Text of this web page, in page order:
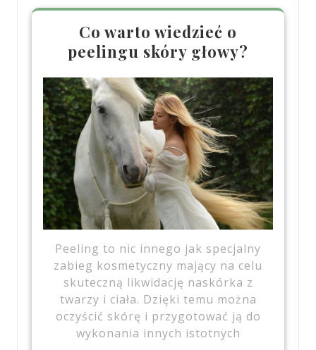
Co warto wiedzieć o
peelingu skóry głowy?
Peeling to nic innego jak specjalny
zabieg kosmetyczny mający na celu
skuteczną likwidację naskórka z
twarzy i ciała. Dzięki temu można
oczyścić skórę i przygotować ją do
wykonania innych istotnych